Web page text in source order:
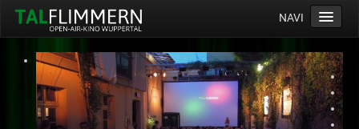
NAVI
Home
Programm
Service